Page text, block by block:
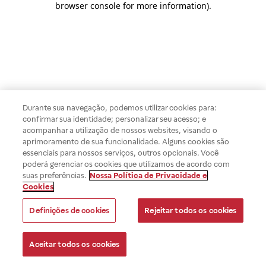
browser console for more information).
Durante sua navegação, podemos utilizar cookies para:
confirmar sua identidade; personalizar seu acesso; e
acompanhar a utilização de nossos websites, visando o
aprimoramento de sua funcionalidade. Alguns cookies são
essenciais para nossos serviços, outros opcionais. Você
poderá gerenciar os cookies que utilizamos de acordo com
suas preferências. Nossa Política de Privacidade e
Cookies
Definições de cookies Rejeitar todos os cookies
Aceitar todos os cookies